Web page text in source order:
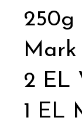
250g
Mark
2 EL
1 EL